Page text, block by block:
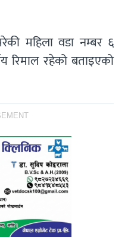
महिला वडा नम्बर ६
रिमाल रहेको बताइएको